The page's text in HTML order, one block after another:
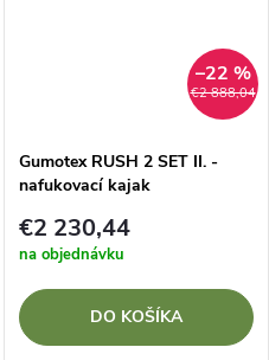
€2 888,04
–22 %
Gumotex RUSH 2 SET II. -
nafukovací kajak
€2 230,44
na objednávku
DO KOŠÍKA